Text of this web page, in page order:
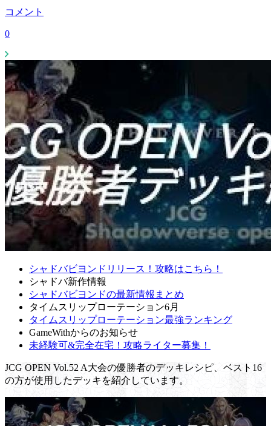
コメント
0
シャドバビヨンドリリース！攻略はこちら！
シャドバ新作情報
シャドバビヨンドの最新情報まとめ
タイムスリップローテーション6月
タイムスリップローテーション最強ランキング
GameWithからのお知らせ
未経験可&完全在宅！攻略ライター募集！
JCG OPEN Vol.52 A大会の優勝者のデッキレシピ、ベスト16
の方が使用したデッキを紹介しています。